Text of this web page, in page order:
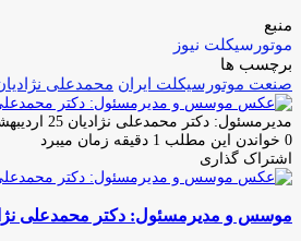
منبع
موتورسیکلت نیوز
برچسب ها
صنعت موتورسیکلت ایران محمدعلی
مدیرمسئول: دکتر محمدعلی نژادیان ارسال
ایمیل
25 اردیبهشت 1405 11:54
0 خواندن این مطلب 1 دقیقه زمان میبرد
اشتراک گذاری
فیس
توئیتر
لینکدین
واتس
تلگرام
اشتراک
از
چاپ
موسس و مدیرمسئول: دکتر محمدعلی